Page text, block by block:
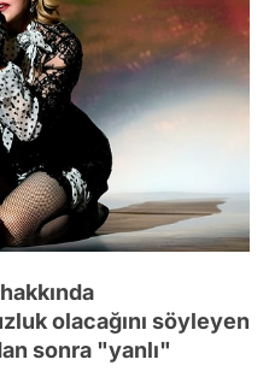
olacağını söyleyen
sonra "yanlı"